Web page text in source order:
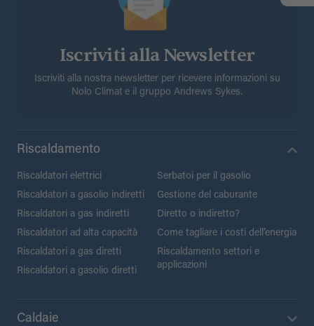
Iscriviti alla Newsletter
Iscriviti alla nostra newsletter per ricevere informazioni su
Nolo Climat e il gruppo Andrews Sykes.
Riscaldamento
Riscaldatori elettrici
Riscaldatori a gasolio indiretti
Riscaldatori a gas indiretti
Riscaldatori ad alta capacità
Riscaldatori a gas diretti
Riscaldatori a gasolio diretti
Serbatoi per il gasolio
Gestione del caburante
Diretto o indiretto?
Come tagliare i costi dell’energia
Riscaldamento settori e
applicazioni
Caldaie